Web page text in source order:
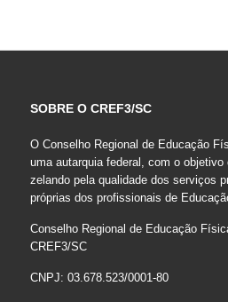
SOBRE O CREF3/SC
O Conselho Regional de Educação
uma autarquia federal, com o objetivo
zelando pela qualidade dos serviços
próprias dos profissionais de
Conselho Regional de Educação
CREF3/SC
CNPJ: 03.678.523/0001-80